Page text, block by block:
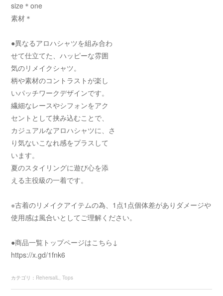
size＊one
素材＊
●異なるアロハシャツを組み合わ
せて仕立てた、ハッピーな雰囲
気のリメイクシャツ。
柄や素材のコントラストが楽し
いパッチワークデザインです。
繊細なレースやシフォンをアク
セントとして挟み込むことで、
カジュアルなアロハシャツに、さ
り気ないこなれ感をプラスして
います。
夏のスタイリングに遊び心を添
える主役級の一着です。
※古着のリメイクアイテムの為、1点1点個体差がありダメージや
使用感は風合いとしてご理解ください。
●商品一覧トップページはこちら↓
https://x.gd/1fnk6
カテゴリ ： RehersalL Tops